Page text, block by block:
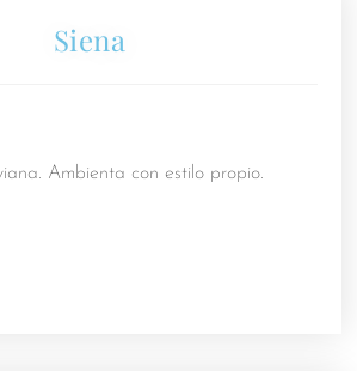
Siena
Ambienta con estilo propio.